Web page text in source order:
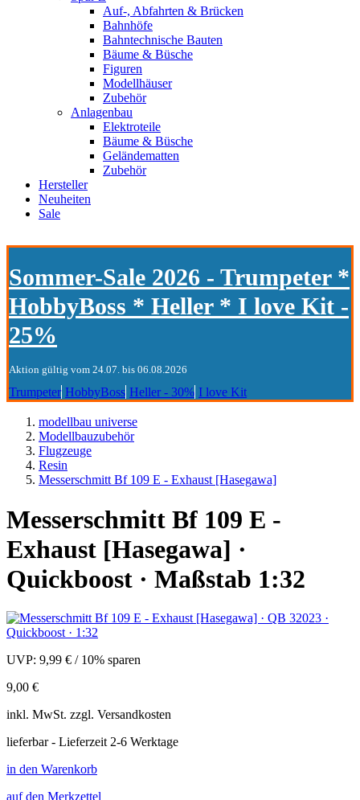
Auf-, Abfahrten & Brücken
Bahnhöfe
Bahntechnische Bauten
Bäume & Büsche
Figuren
Modellhäuser
Zubehör
Anlagenbau
Elektroteile
Bäume & Büsche
Geländematten
Zubehör
Hersteller
Neuheiten
Sale
Sommer-Sale 2026 - Trumpeter *
HobbyBoss * Heller * I love Kit -
25%
Aktion gültig vom 24.07. bis 06.08.2026
Trumpeter HobbyBoss Heller - 30% I love Kit
modellbau universe
Modellbauzubehör
Flugzeuge
Resin
Messerschmitt Bf 109 E - Exhaust [Hasegawa]
Messerschmitt Bf 109 E -
Exhaust [Hasegawa] ·
Quickboost · Maßstab 1:32
UVP: 9,99 € / 10% sparen
9,00 €
inkl. MwSt. zzgl. Versandkosten
lieferbar - Lieferzeit 2-6 Werktage
in den Warenkorb
auf den Merkzettel